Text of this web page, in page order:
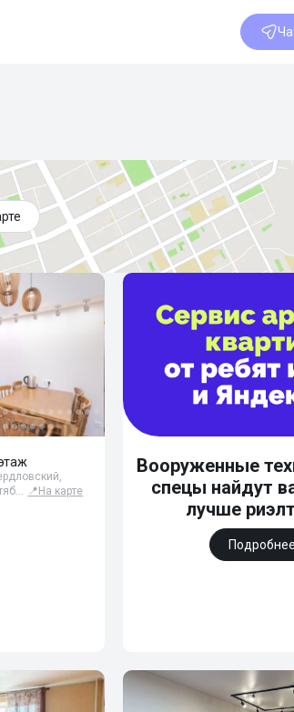
📍 На карте
Вооруженные
спецы найдут
лучше
Подробнее